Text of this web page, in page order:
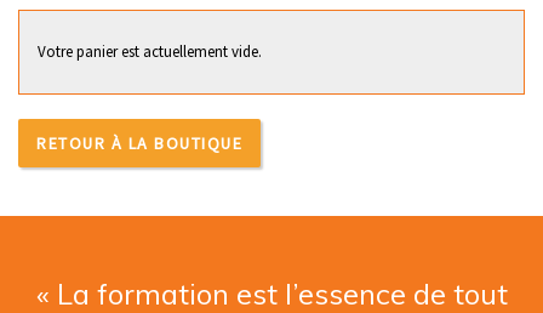
Votre panier est actuellement vide.
RETOUR À LA BOUTIQUE
« La formation est l’essence de tout